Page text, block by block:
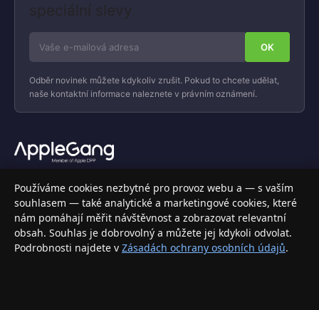
speciální slevy
Odběr novinek můžete kdykoliv zrušit. Pokud to chcete udělat,
naše kontaktní informace naleznete v právním oznámení.
Váš specializovaný obchod s Apple produkty, příslušenstvím a
elektronikou. Nakupujte bezpečně a s jistotou.
INFORMACE
Doprava a doručení
Používáme cookies nezbytné pro provoz webu a — s vaším
souhlasem — také analytické a marketingové cookies, které
nám pomáhají měřit návštěvnost a zobrazovat relevantní
obsah. Souhlas je dobrovolný a můžete jej kdykoli odvolat.
Podrobnosti najdete v Zásadách ochrany osobních údajů.